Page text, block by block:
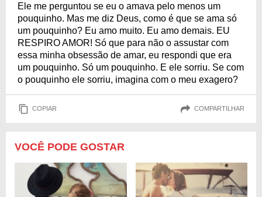
Ele me perguntou se eu o amava pelo menos um
pouquinho. Mas me diz Deus, como é que se ama só
um pouquinho? Eu amo muito. Eu amo demais. EU
RESPIRO AMOR! Só que para não o assustar com
essa minha obsessão de amar, eu respondi que era
um pouquinho. Só um pouquinho. E ele sorriu. Se com
o pouquinho ele sorriu, imagina com o meu exagero?
COPIAR COMPARTILHAR
VOCÊ PODE GOSTAR